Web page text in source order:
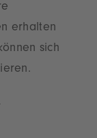
erhalten
sich